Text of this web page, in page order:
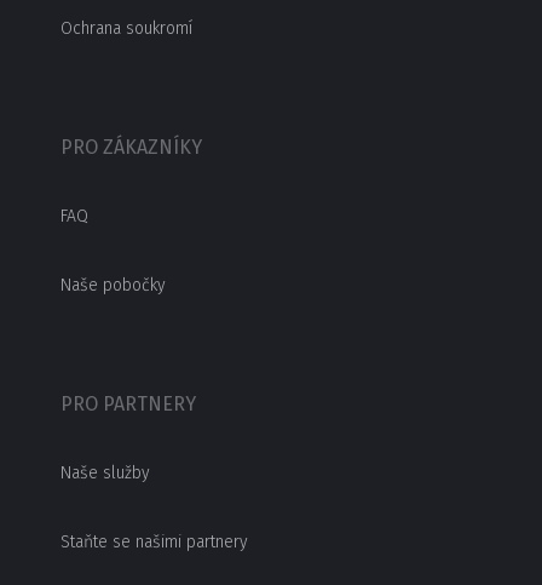
Ochrana soukromí
PRO ZÁKAZNÍKY
FAQ
Naše pobočky
PRO PARTNERY
Naše služby
Staňte se našimi partnery